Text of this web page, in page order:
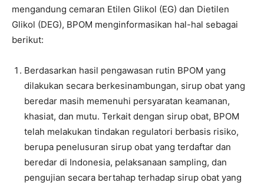
mengandung cemaran Etilen Glikol (EG) dan Dietilen
Glikol (DEG), BPOM menginformasikan hal-hal sebagai
berikut:
Berdasarkan hasil pengawasan rutin BPOM yang
dilakukan secara berkesinambungan, sirup obat yang
beredar masih memenuhi persyaratan keamanan,
khasiat, dan mutu. Terkait dengan sirup obat, BPOM
telah melakukan tindakan regulatori berbasis risiko,
berupa penelusuran sirup obat yang terdaftar dan
beredar di Indonesia, pelaksanaan sampling, dan
pengujian secara bertahap terhadap sirup obat yang